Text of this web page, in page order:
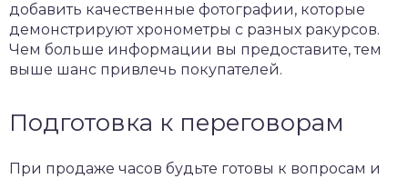
добавить качественные фотографии, которые
демонстрируют хронометры с разных ракурсов.
Чем больше информации вы предоставите, тем
выше шанс привлечь покупателей.
Подготовка к переговорам
При продаже часов будьте готовы к вопросам и